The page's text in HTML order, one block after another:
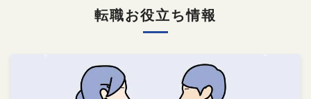
転職お役立ち情報